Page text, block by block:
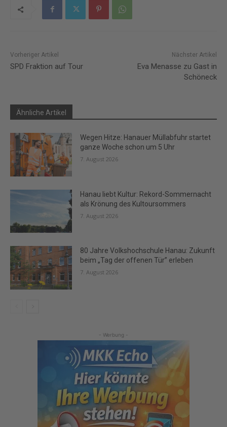
Vorheriger Artikel
SPD Fraktion auf Tour
Nächster Artikel
Eva Menasse zu Gast in
Schöneck
Ähnliche Artikel
Wegen Hitze: Hanauer Müllabfuhr startet
ganze Woche schon um 5 Uhr
7. August 2026
Hanau liebt Kultur: Rekord-Sommernacht
als Krönung des Kultoursommers
7. August 2026
80 Jahre Volkshochschule Hanau: Zukunft
beim „Tag der offenen Tür” erleben
7. August 2026
- Werbung -